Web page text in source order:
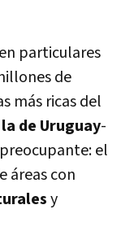
particulares
de
más ricas del
de Uruguay-
el
áreas con
y